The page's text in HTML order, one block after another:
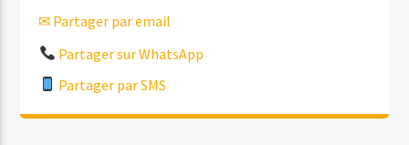
✉ Partager par email
Partager sur WhatsApp
Partager par SMS